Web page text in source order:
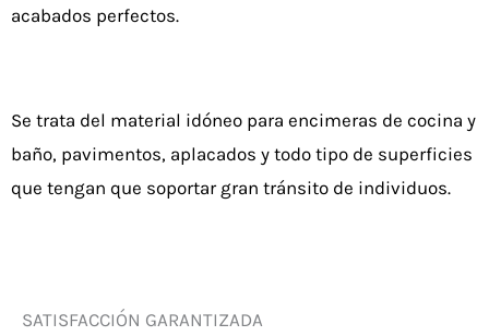
acabados perfectos.
Se trata del material idóneo para encimeras de cocina y
baño, pavimentos, aplacados y todo tipo de superficies
que tengan que soportar gran tránsito de individuos.
SATISFACCIÓN GARANTIZADA